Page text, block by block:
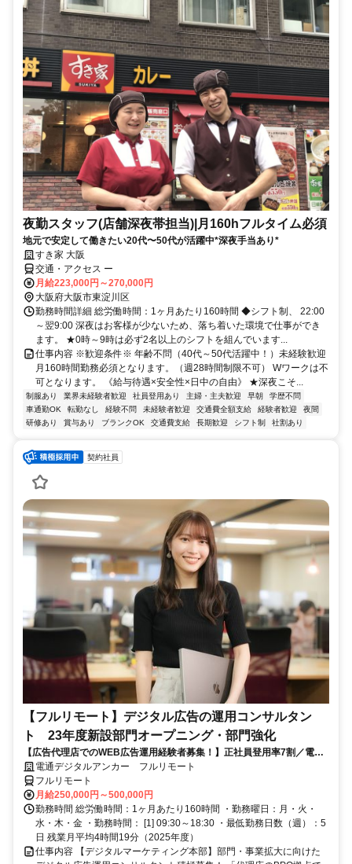
夜勤スタッフ(店舗深夜帯担当)|月160hフルタイム必須
地元で安定して働きたい20代〜50代が活躍中*深夜手当あり*
すき家 大阪
交通・アクセス ー
月給223,000円～270,000円
大阪府大阪市東淀川区
勤務時間詳細 総労働時間：1ヶ月あたり160時間 ◆シフト制、 22:00
～翌9:00 深夜はお客様が少ないため、落ち着いた環境で仕事ができ
ます。 ★0時～9時は必ず2名以上のシフトを組んでいます...
仕事内容 ※歓迎条件※ 年齢不問（40代～50代活躍中！）未経験歓迎
月160時間勤務必須となります。（週28時間制限不可） Wワークは不
可となります。 《給与待遇×安全性×日中の自由》 ★深夜こそ...
制服あり 業界未経験者歓迎 社員登用あり 主婦・主夫歓迎 早朝
学歴不問
車通勤OK
転勤なし 経験不問 未経験者歓迎 交通費全額支給 経験者歓迎
夜間
研修あり
賞与あり ブランクOK 交通費支給 長期歓迎 シフト制 社割あり
契約社員
【フルリモート】デジタル広告の運用コンサルタン
ト 23年度新設部門オープニング・部門強化
【広告代理店でのWEB広告運用経験者募集！】正社員登用率7割／電通
G／全国×完全在宅／年休126日・土日祝休み／残業月平均4時間19分
電通デジタルアンカー フルリモート
フルリモート
月給250,000円～500,000円
勤務時間 総労働時間：1ヶ月あたり160時間 ・勤務曜日：月・火・
水・木・金 ・勤務時間： [1] 09:30～18:30 ・最低勤務日数（週）：5
日 残業月平均4時間19分（2025年度）
仕事内容 【デジタルマーケティング本部】部門・事業拡大に向けた